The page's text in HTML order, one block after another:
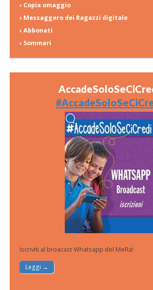
› Copia omaggio
› Messaggero dei Ragazzi digitale
› Abbonati
› Sommari
Iscriviti al broacast Whatsapp del MeRa!
Leggi →